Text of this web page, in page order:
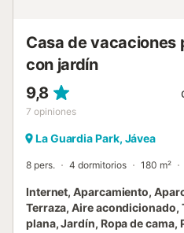
Casa de vacaciones
con jardín
9,8
7 opiniones
La Guardia Park, Jávea
8 pers. 4 dormitorios 180 m²
Internet, Aparcamiento,
Terraza, Aire acondicionado,
plana, Jardín, Ropa de cama,